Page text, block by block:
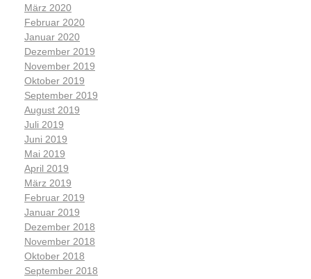
März 2020
Februar 2020
Januar 2020
Dezember 2019
November 2019
Oktober 2019
September 2019
August 2019
Juli 2019
Juni 2019
Mai 2019
April 2019
März 2019
Februar 2019
Januar 2019
Dezember 2018
November 2018
Oktober 2018
September 2018